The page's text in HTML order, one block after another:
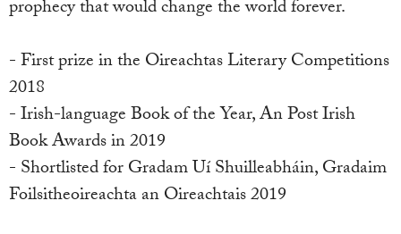
prophecy that would change the world forever.
- First prize in the Oireachtas Literary Competitions
2018
- Irish-language Book of the Year, An Post Irish
Book Awards in 2019
- Shortlisted for Gradam Uí Shuilleabháin, Gradaim
Foilsitheoireachta an Oireachtais 2019